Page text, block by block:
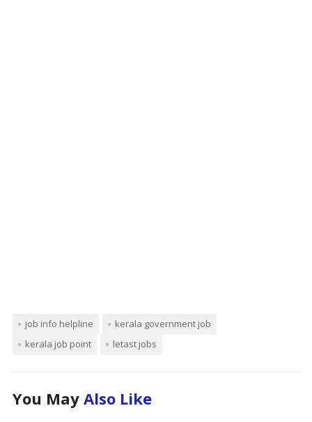
job info helpline
kerala government job
kerala job point
letast jobs
You May Also Like